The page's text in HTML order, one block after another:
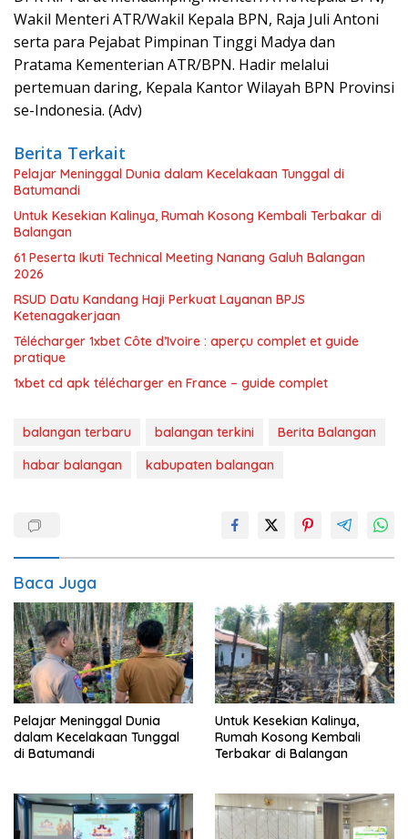
Wakil Menteri ATR/Wakil Kepala BPN, Raja Juli Antoni
serta para Pejabat Pimpinan Tinggi Madya dan
Pratama Kementerian ATR/BPN. Hadir melalui
pertemuan daring, Kepala Kantor Wilayah BPN Provinsi
se-Indonesia. (Adv)
Berita Terkait
Pelajar Meninggal Dunia dalam Kecelakaan Tunggal di
Batumandi
Untuk Kesekian Kalinya, Rumah Kosong Kembali Terbakar di
Balangan
61 Peserta Ikuti Technical Meeting Nanang Galuh Balangan
2026
RSUD Datu Kandang Haji Perkuat Layanan BPJS
Ketenagakerjaan
Télécharger 1xbet Côte d’Ivoire : aperçu complet et guide
pratique
1xbet cd apk télécharger en France – guide complet
balangan terbaru balangan terkini
Berita Balangan
habar balangan
kabupaten balangan
Baca Juga
Pelajar Meninggal Dunia
dalam Kecelakaan Tunggal
di Batumandi
Untuk Kesekian Kalinya,
Rumah Kosong Kembali
Terbakar di Balangan